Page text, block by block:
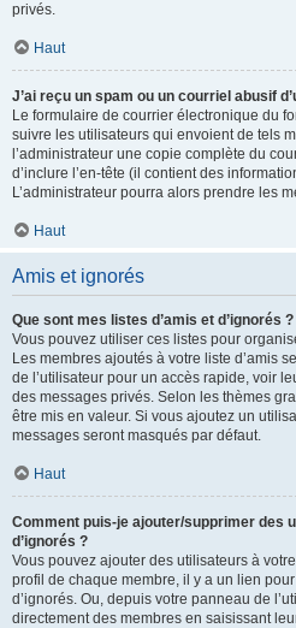
privés.
Haut
J’ai reçu un spam ou un courriel abusif
Le formulaire de courrier électronique du
suivre les utilisateurs qui envoient de tels
l’administrateur une copie complète du
d’inclure l’en-tête (il contient des
L’administrateur pourra alors prendre les
Haut
Amis et ignorés
Que sont mes listes d’amis et d’ignorés ?
Vous pouvez utiliser ces listes pour
Les membres ajoutés à votre liste d’amis
de l’utilisateur pour un accès rapide, voir
des messages privés. Selon les thèmes
être mis en valeur. Si vous ajoutez un
messages seront masqués par défaut.
Haut
Comment puis-je ajouter/supprimer des
d’ignorés ?
Vous pouvez ajouter des utilisateurs à
profil de chaque membre, il y a un lien
d’ignorés. Ou, depuis votre panneau de
directement des membres en saisissant